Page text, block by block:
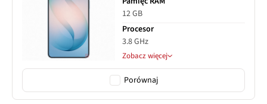
12 GB
Procesor
3.8 GHz
Zobacz więcej
Porównaj